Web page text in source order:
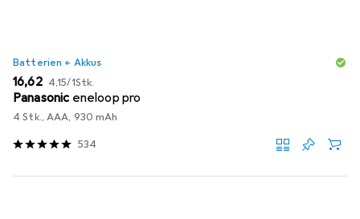
Batterien + Akkus
EUR
16,62 EUR
4,15/1Stk.
Panasonic eneloop pro
4 Stk., AAA, 930 mAh
534